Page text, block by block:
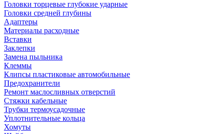
Головки торцевые глубокие ударные
Головки средней глубины
Адаптеры
Материалы расходные
Вставки
Заклепки
Замена пыльника
Клеммы
Клипсы пластиковые автомобильные
Предохранители
Ремонт маслосливных отверстий
Стяжки кабельные
Трубки термоусадочные
Уплотнительные кольца
Хомуты